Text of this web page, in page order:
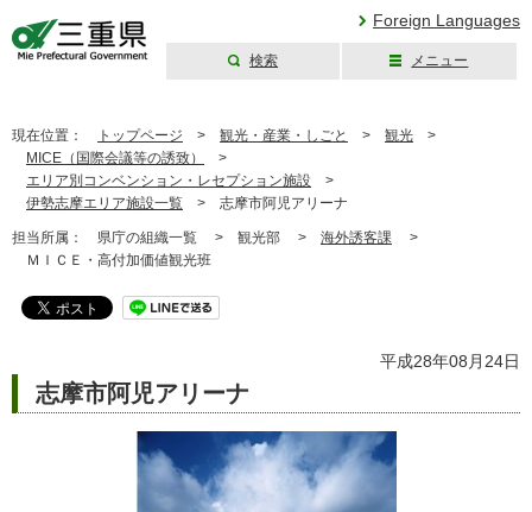
Foreign Languages
検索 メニュー
現在位置： トップページ > 観光・産業・しごと > 観光 >
MICE（国際会議等の誘致）
>
エリア別コンベンション・レセプション施設 >
伊勢志摩エリア施設一覧 > 志摩市阿児アリーナ
担当所属： 県庁の組織一覧 > 観光部 > 海外誘客課 >
ＭＩＣＥ・高付加価値観光班
平成28年08月24日
志摩市阿児アリーナ